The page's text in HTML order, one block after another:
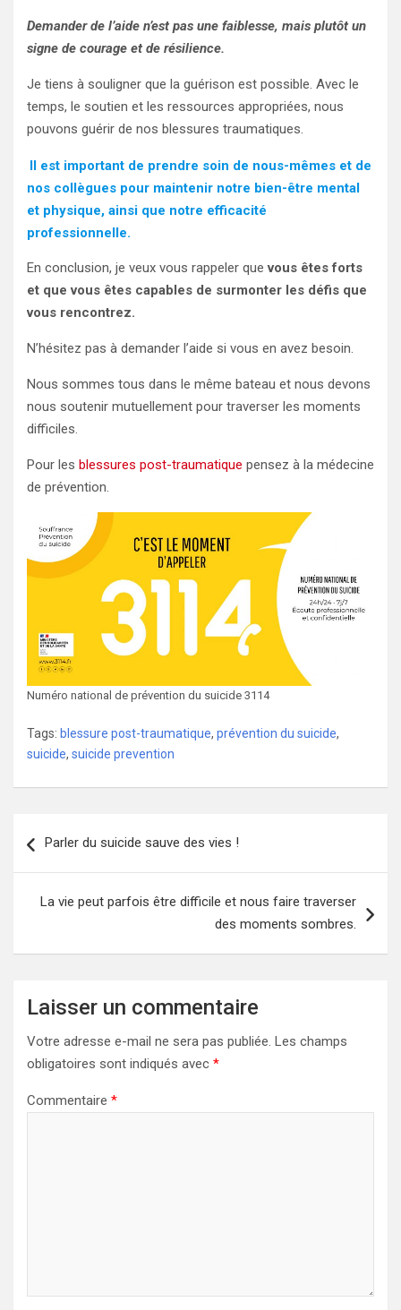
Demander de l’aide n’est pas une faiblesse, mais plutôt un
signe de courage et de résilience.
Je tiens à souligner que la guérison est possible. Avec le
temps, le soutien et les ressources appropriées, nous
pouvons guérir de nos blessures traumatiques.
Il est important de prendre soin de nous-mêmes et de
nos collègues pour maintenir notre bien-être mental
et physique, ainsi que notre efficacité
professionnelle.
En conclusion, je veux vous rappeler quevous êtes forts
et que vous êtes capables de surmonter les défis que
vous rencontrez.
N’hésitez pas à demander l’aide si vous en avez besoin.
Nous sommes tous dans le même bateau et nous devons
nous soutenir mutuellement pour traverser les moments
difficiles.
Pour les blessures post-traumatique pensez à la médecine
de prévention.
Numéro national de prévention du suicide 3114
Tags: blessure post-traumatique, prévention du suicide,
suicide, suicide prevention
de
Parler du suicide sauve des vies !
La vie peut parfois être difficile et nous faire traverser
des moments sombres.
Laisser un commentaire
Votre adresse e-mail ne sera pas publiée. Les champs
obligatoires sont indiqués avec *
Commentaire *